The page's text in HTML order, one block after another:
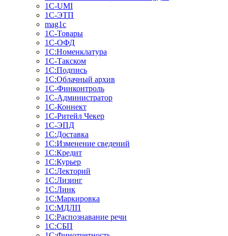
1С-UMI
1С-ЭТП
mag1c
1С-Товары
1С-ОФД
1С:Номенклатура
1С-Такском
1С:Подпись
1С:Облачный архив
1С-Финконтроль
1С-Администратор
1С-Коннект
1С-Ритейл Чекер
1С-ЭПД
1С:Доставка
1С:Изменение сведений
1С:Кредит
1С:Курьер
1С:Лекторий
1С:Лизинг
1С:Линк
1С:Маркировка
1С:МДЛП
1С:Распознавание речи
1С:СБП